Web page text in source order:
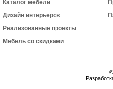
Каталог мебели
Дизайн интерьеров
Реализованные проекты
Мебель со скидками
©